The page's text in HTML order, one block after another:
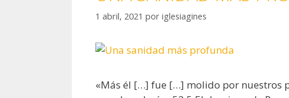
1 abril, 2021 por iglesiagines
«Más él […] fue […] molido por nuestros